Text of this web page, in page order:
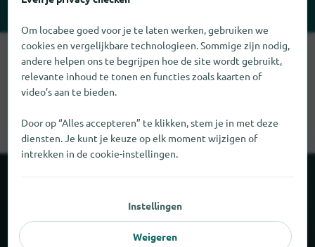
Sorry, we kunnen Brut Reserve Taittinger op dit moment niet
vinden. Als u weet waar Brut Reserve Taittinger te vinden is,
Feiten en cijfers
Om locabee goed voor je te laten werken, gebruiken we
cookies en vergelijkbare technologieen. Sommige zijn nodig,
andere helpen ons te begrijpen hoe de site wordt gebruikt,
relevante inhoud te tonen en functies zoals kaarten of
video’s aan te bieden.
Door op “Alles accepteren” te klikken, stem je in met deze
diensten. Je kunt je keuze op elk moment wijzigen of
intrekken in de cookie-instellingen.
Instellingen
Weigeren